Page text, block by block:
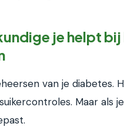
je helpt bij
van je diabetes.
Maar als